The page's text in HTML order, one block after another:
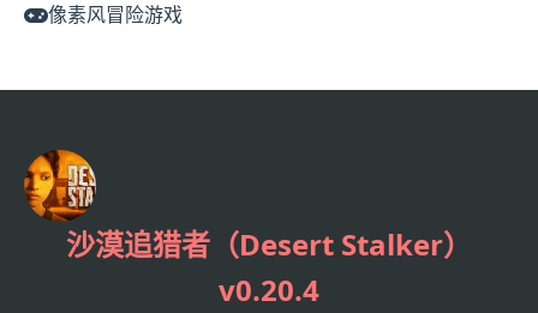
像素风冒险游戏
沙漠追猎者（Desert Stalker）
v0.20.4